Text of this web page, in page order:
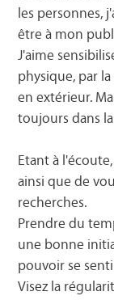
les personnes,
être à mon
J'aime
physique, par
en extérieur.
toujours dans
Etant à
ainsi que de
recherches.
Prendre du
une bonne
pouvoir se
Visez la